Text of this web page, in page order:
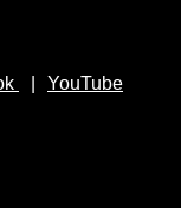
YouTube